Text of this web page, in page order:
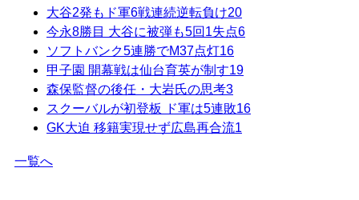
大谷2発もド軍6戦連続逆転負け20
今永8勝目 大谷に被弾も5回1失点6
ソフトバンク5連勝でM37点灯16
甲子園 開幕戦は仙台育英が制す19
森保監督の後任・大岩氏の思考3
スクーバルが初登板 ド軍は5連敗16
GK大迫 移籍実現せず広島再合流1
一覧へ